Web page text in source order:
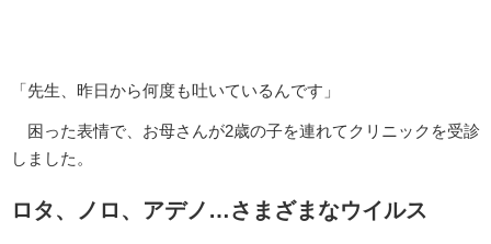
「先生、昨日から何度も吐いているんです」
困った表情で、お母さんが2歳の子を連れてクリニックを受診
しました。
ロタ、ノロ、アデノ…さまざまなウイルス